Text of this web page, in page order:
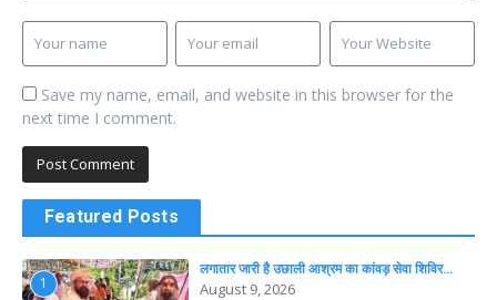
Save my name, email, and website in this browser for the
next time I comment.
Featured Posts
1
लगातार जारी है उछाली आश्रम का कांवड़ सेवा शिविर…
August 9, 2026